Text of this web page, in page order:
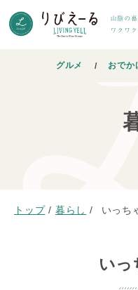
グルメ おでか
トップ / 暮らし / いっち
いっ